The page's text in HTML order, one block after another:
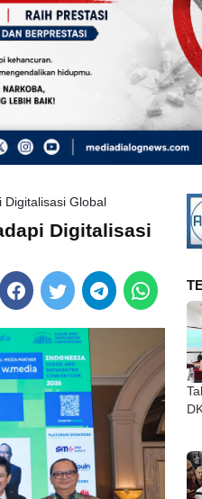
Global
Digitalisasi